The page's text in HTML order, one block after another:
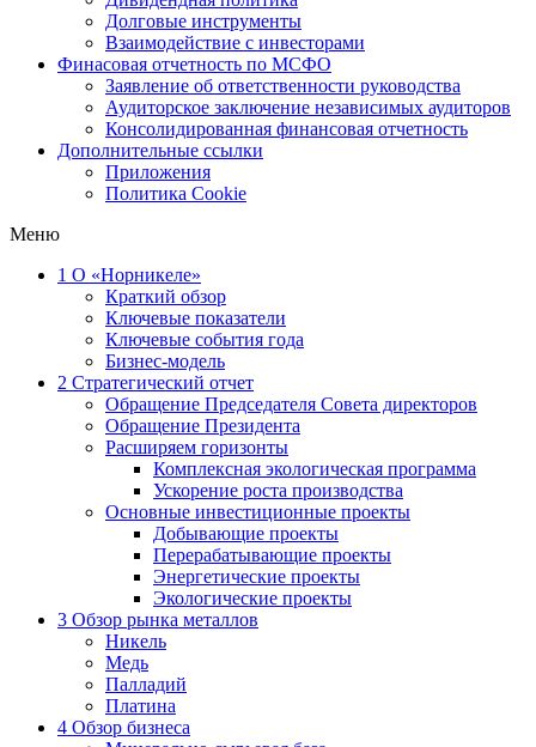
Долговые инструменты
Взаимодействие с инвеcторами
Финасовая отчетность по МСФО
Заявление об ответственности руководства
Аудиторское заключение независимых аудиторов
Консолидированная финансовая отчетность
Дополнительные ссылки
Приложения
Политика Cookie
Меню
1 О «Норникеле»
Краткий обзор
Ключевые показатели
Ключевые события года
Бизнес-модель
2 Стратегический отчет
Обращение Председателя Совета директоров
Обращение Президента
Расширяем горизонты
Комплексная экологическая программа
Ускорение роста производства
Основные инвестиционные проекты
Добывающие проекты
Перерабатывающие проекты
Энергетические проекты
Экологические проекты
3 Обзор рынка металлов
Никель
Медь
Палладий
Платина
4 Обзор бизнеса